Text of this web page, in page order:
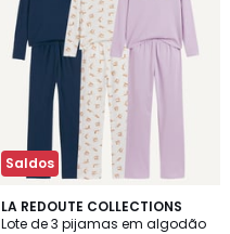
Saldos
LA REDOUTE COLLECTIONS
Lote de 3 pijamas em algodão
4,3
/ 5